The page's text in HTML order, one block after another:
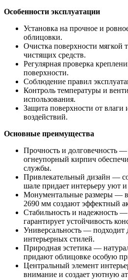
Особенности эксплуатации
Установка на прочное и
облицовки.
Очистка поверхности мягкой
чистящих средств.
Регулярная проверка
поверхности.
Соблюдение правил
Контроль температуры и
использования.
Защита поверхности от влаги
воздействий.
Основные преимущества
Прочность и долговечность
огнеупорный кирпич
службы.
Привлекательный дизайн —
шале придает интерьеру уют
Монументальные размеры —
2690 мм создают эффектный
Стабильность и надежность —
гарантирует устойчивость
Универсальность — подходит
интерьерных стилей.
Природная эстетика —
придают облицовке особую
Центральный элемент
внимание и создает уютную